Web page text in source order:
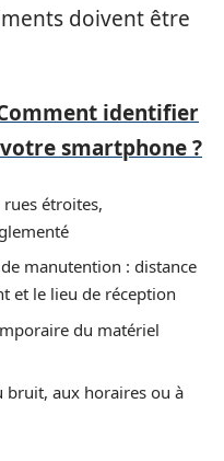
doivent être
identifier
smartphone ?
rues étroites,
manutention : distance
et le lieu de réception
du matériel
bruit, aux horaires ou à